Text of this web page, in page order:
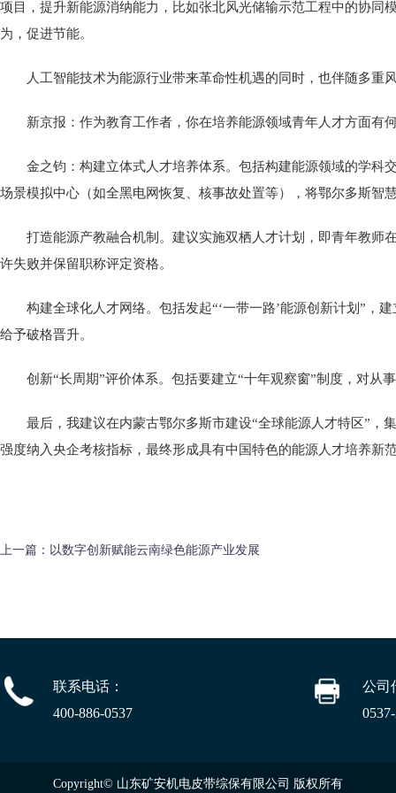
项目，提升新能源消纳能力，比如张北风光储输示范工程中的协
为，促进节能。
人工智能技术为能源行业带来革命性机遇的同时，也伴随多
新京报：作为教育工作者，你在培养能源领域青年人才方面有
金之钧：构建立体式人才培养体系。包括构建能源领域的学科
场景模拟中心（如全黑电网恢复、核事故处置等），将鄂尔多斯智
打造能源产教融合机制。建议实施双栖人才计划，即青年教师
许失败并保留职称评定资格。
构建全球化人才网络。包括发起“‘一带一路’能源创新计划”，
给予破格晋升。
创新“长周期”评价体系。包括要建立“十年观察窗”制度，对
最后，我建议在内蒙古鄂尔多斯市建设“全球能源人才特区”，
强度纳入央企考核指标，最终形成具有中国特色的能源人才培养新
上一篇： 以数字创新赋能云南绿色能源产业发展
联系电话：
400-886-0537
公司
Copyright© 山东矿安机电皮带综保有限公司 版权所有